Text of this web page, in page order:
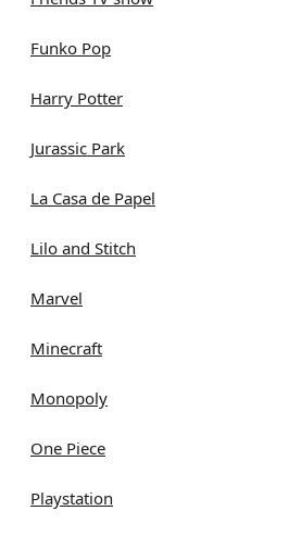
Funko Pop
Harry Potter
Jurassic Park
La Casa de Papel
Lilo and Stitch
Marvel
Minecraft
Monopoly
One Piece
Playstation